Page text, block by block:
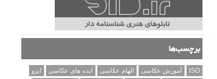
برچسب‌ها
ISO آموزش عکاسی الهام عکاسی ایده های عکاسی
ایزو